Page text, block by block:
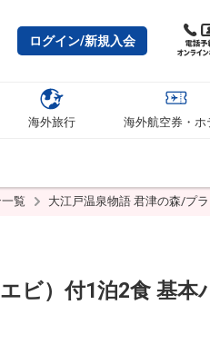
ログイン/新規入会
海外旅行 海外航空券・ホ
覧 大江戸温泉物語 君津の森/プラ
ビ）付1泊2食 基本